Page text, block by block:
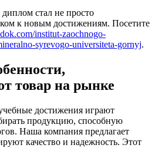
стал не просто
к новым достижениям. Посетите
institut-zaochnogo-
syrevogo-universiteta-gornyj.
товар на рынке
достижения играют
продукцию, способную
Наша компания предлагает
качество и надежность. Этот